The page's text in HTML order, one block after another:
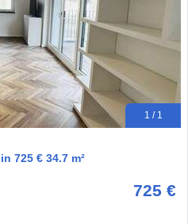
1 / 1
725 € 34.7 m²
725 €